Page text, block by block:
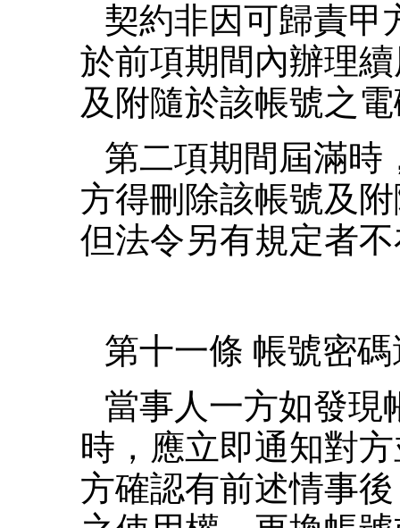
契約非因可歸責甲
於前項期間內辦理
及附隨於該帳號之
第二項期間屆滿時
方得刪除該帳號及
但法令另有規定者
第十一條 帳號密
當事人一方如發現
時，應立即通知對
方確認有前述情事